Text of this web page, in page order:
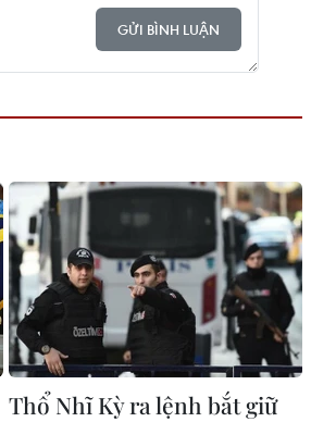
GỬI BÌNH LUẬN
Thổ Nhĩ Kỳ ra lệnh bắt giữ